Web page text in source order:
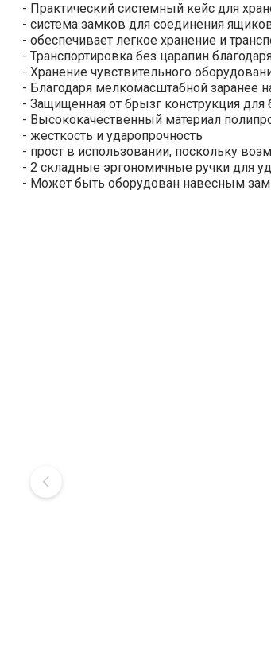
- Практический системный кейс для
- система замков для соединения
- обеспечивает легкое хранение и
- Транспортировка без царапин
- Хранение чувствительного
- Благодаря мелкомасштабной заранее
- Защищенная от брызг конструкция для
- Высококачественный материал
- жесткость и ударопрочность
- прост в использовании, поскольку
- 2 складные эргономичные ручки для
- Может быть оборудован навесным